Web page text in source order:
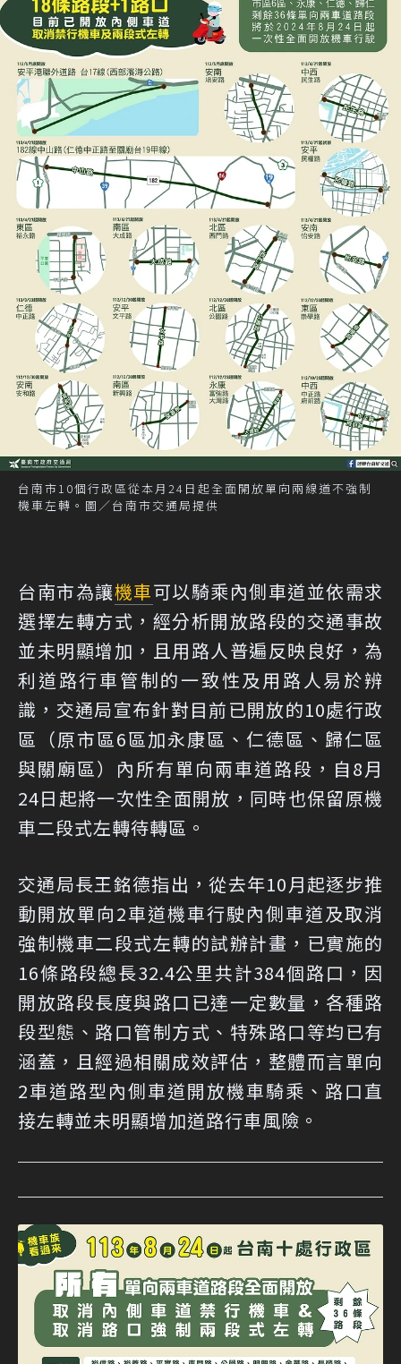
台南市10個行政區從本月24日起全面開放單向兩線道不強制
機車左轉。圖／台南市交通局提供
台南市為讓機車可以騎乘內側車道並依需求
選擇左轉方式，經分析開放路段的交通事故
並未明顯增加，且用路人普遍反映良好，為
利道路行車管制的一致性及用路人易於辨
識，交通局宣布針對目前已開放的10處行政
區（原市區6區加永康區、仁德區、歸仁區
與關廟區）內所有單向兩車道路段，自8月
24日起將一次性全面開放，同時也保留原機
車二段式左轉待轉區。
交通局長王銘德指出，從去年10月起逐步推
動開放單向2車道機車行駛內側車道及取消
強制機車二段式左轉的試辦計畫，已實施的
16條路段總長32.4公里共計384個路口，因
開放路段長度與路口已達一定數量，各種路
段型態、路口管制方式、特殊路口等均已有
涵蓋，且經過相關成效評估，整體而言單向
2車道路型內側車道開放機車騎乘、路口直
接左轉並未明顯增加道路行車風險。